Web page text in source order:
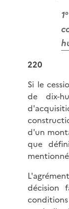
220
Si le
de dix-
d'un
que
décision